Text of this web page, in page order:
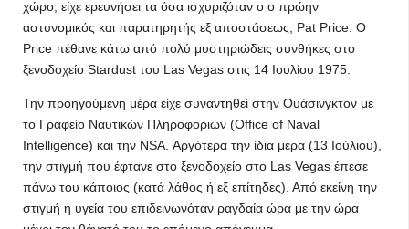
χώρο, είχε ερευνήσει τα όσα ισχυριζόταν ο ο πρώην
αστυνομικός και παρατηρητής εξ αποστάσεως, Pat Price. Ο
Price πέθανε κάτω από πολύ μυστηριώδεις συνθήκες στο
ξενοδοχείο Stardust του Las Vegas στις 14 Ιουλίου 1975.
Την προηγούμενη μέρα είχε συναντηθεί στην Ουάσινγκτον με
το Γραφείο Ναυτικών Πληροφοριών (Office of Naval
Intelligence) και την NSA. Αργότερα την ίδια μέρα (13 Ιούλιου),
την στιγμή που έφτανε στο ξενοδοχείο στο Las Vegas έπεσε
πάνω του κάποιος (κατά λάθος ή εξ επίτηδες). Από εκείνη την
στιγμή η υγεία του επιδεινωνόταν ραγδαία ώρα με την ώρα